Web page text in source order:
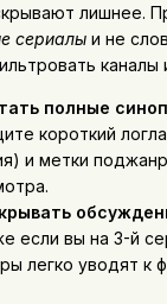
лишнее.
сериалыи не
каналы
полные
короткий
и метки
если вы на 3-й
легко уводят к